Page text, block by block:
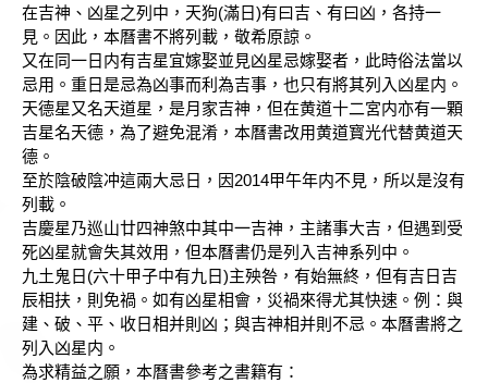
在吉神、凶星之列中，天狗(滿日)有曰吉、有曰凶，各持一
見。因此，本曆書不將列載，敬希原諒。
又在同一日内有吉星宜嫁娶並見凶星忌嫁娶者，此時俗法當以
忌用。重日是忌為凶事而利為吉事，也只有將其列入凶星内。
天德星又名天道星，是月家吉神，但在黄道十二宮内亦有一顆
吉星名天德，為了避免混淆，本曆書改用黄道寳光代替黄道天
德。
至於陰破陰冲這兩大忌日，因2014甲午年内不見，所以是沒有
列載。
吉慶星乃巡山廿四神煞中其中一吉神，主諸事大吉，但遇到受
死凶星就會失其效用，但本曆書仍是列入吉神系列中。
九土鬼日(六十甲子中有九日)主殃咎，有始無終，但有吉日吉
辰相扶，則免禍。如有凶星相會，災禍來得尤其快速。例：與
建、破、平、收日相并則凶；與吉神相并則不忌。本曆書將之
列入凶星内。
為求精益之願，本曆書參考之書籍有：